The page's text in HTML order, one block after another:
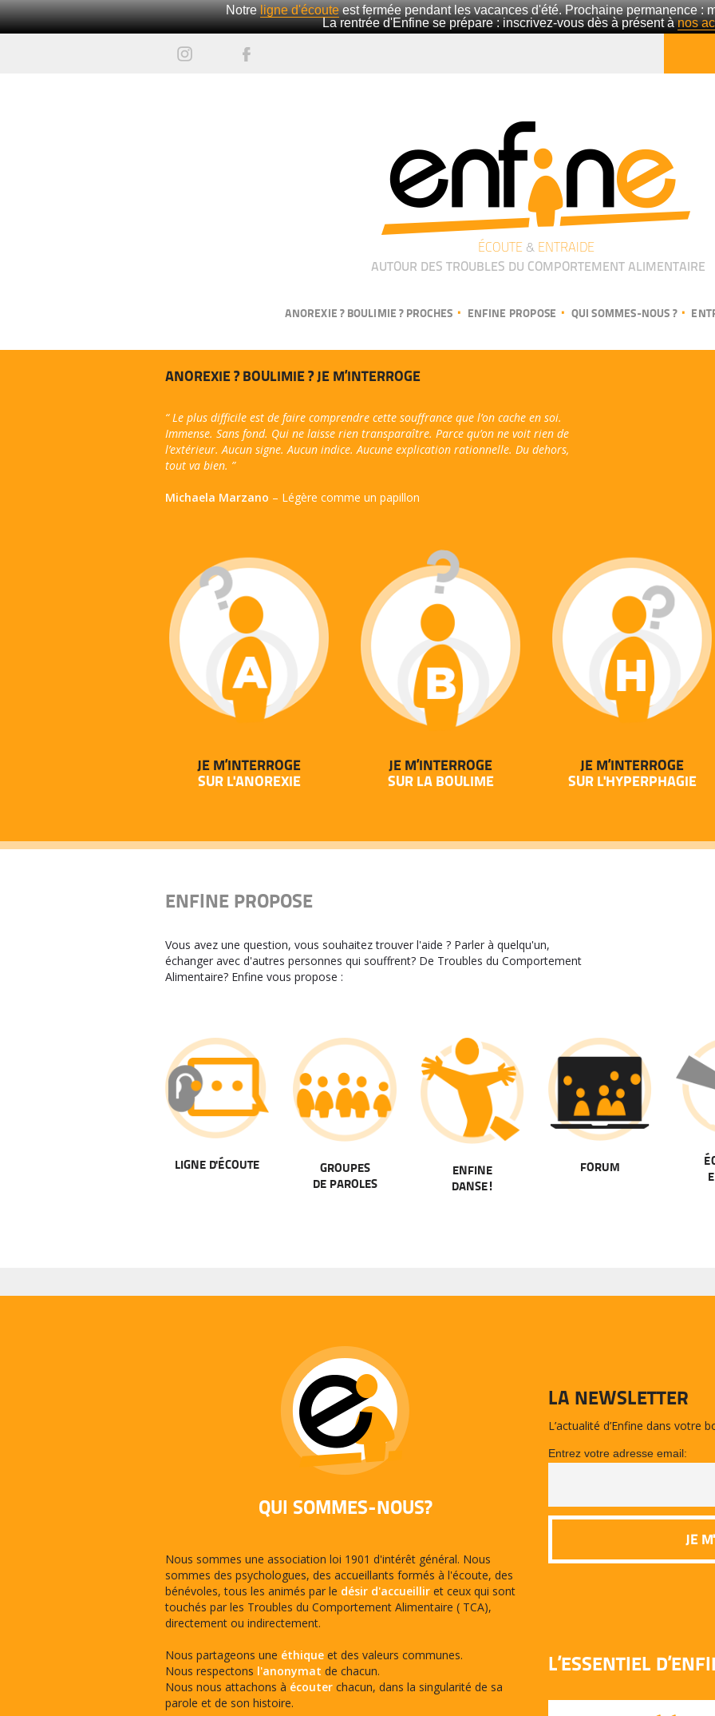
Notreligne d'écouteest fermée pendant les vacances d'été. Prochaine permanence :
La rentrée d'Enfine se prépare : inscrivez-vous dès à présent ànos
ÉCOUTE & ENTRAIDE
AUTOUR DES TROUBLES DU COMPORTEMENT ALIMENTAIRE
ANOREXIE ? BOULIMIE ? PROCHES ENFINE PROPOSE QUI SOMMES-NOUS ?
ANOREXIE ? BOULIMIE ? JE M’INTERROGE
“ Le plus difficile est de faire comprendre cette souffrance que l’on cache en soi.
Immense. Sans fond. Qui ne laisse rien transparaître. Parce qu’on ne voit rien de
l’extérieur. Aucun signe. Aucun indice. Aucune explication rationnelle. Du dehors,
tout va bien. ”
Michaela Marzano – Légère comme un papillon
JE M’INTERROGE
SUR L'ANOREXIE
JE M’INTERROGE
SUR LA BOULIME
JE M’INTERROGE
SUR L'HYPERPHAGIE
ENFINE PROPOSE
Vous avez une question, vous souhaitez trouver l'aide ? Parler à quelqu'un,
échanger avec d'autres personnes qui souffrent? De Troubles du Comportement
Alimentaire? Enfine vous propose :
LIGNE D'ÉCOUTE
GROUPES
DE PAROLES
ENFINE
DANSE!
FORUM
QUI SOMMES-NOUS?
Nous sommes une association loi 1901 d'intérêt général. Nous
sommes des psychologues, des accueillants formés à l'écoute, des
bénévoles, tous les animés par le désir d'accueillir et ceux qui sont
touchés par les Troubles du Comportement Alimentaire ( TCA),
directement ou indirectement.
Nous partageons une éthique et des valeurs communes.
Nous respectons l'anonymat de chacun.
Nous nous attachons à écouter chacun, dans la singularité de sa
parole et de son histoire.
LA NEWSLETTER
L’actualité d’Enfine dans votre
Entrez votre adresse email:
L’ESSENTIEL